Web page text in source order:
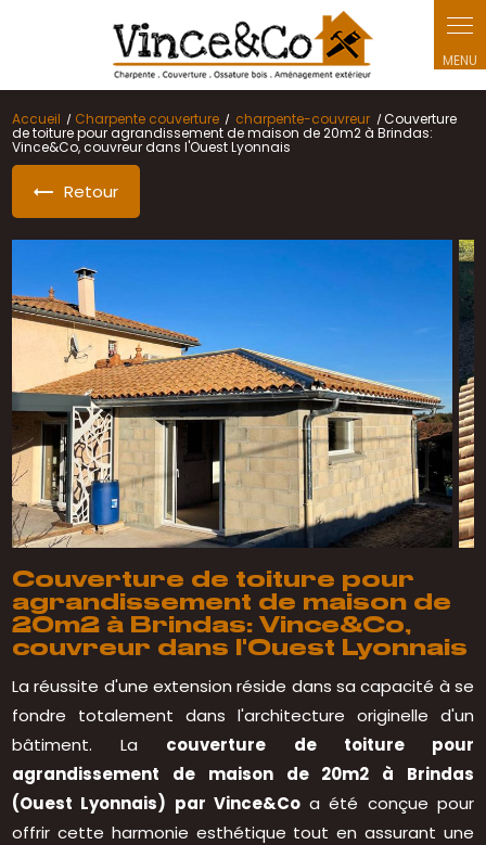
Accueil Charpente couverture charpente-couvreur Couverture
de toiture pour agrandissement de maison de 20m2 à Brindas:
Vince&Co, couvreur dans l'Ouest Lyonnais
Retour
Couverture de toiture pour
agrandissement de maison de
20m2 à Brindas: Vince&Co,
couvreur dans l'Ouest Lyonnais
La réussite d'une extension réside dans sa capacité à se
fondre totalement dans l'architecture originelle d'un
bâtiment. La couverture de toiture pour
agrandissement de maison de 20m2 à Brindas
(Ouest Lyonnais) par Vince&Coa été conçue pour
offrir cette harmonie esthétique tout en assurant une